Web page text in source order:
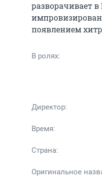
разворачивает
появлением
В ролях:
Директор:
Время:
Страна:
Оригинальное